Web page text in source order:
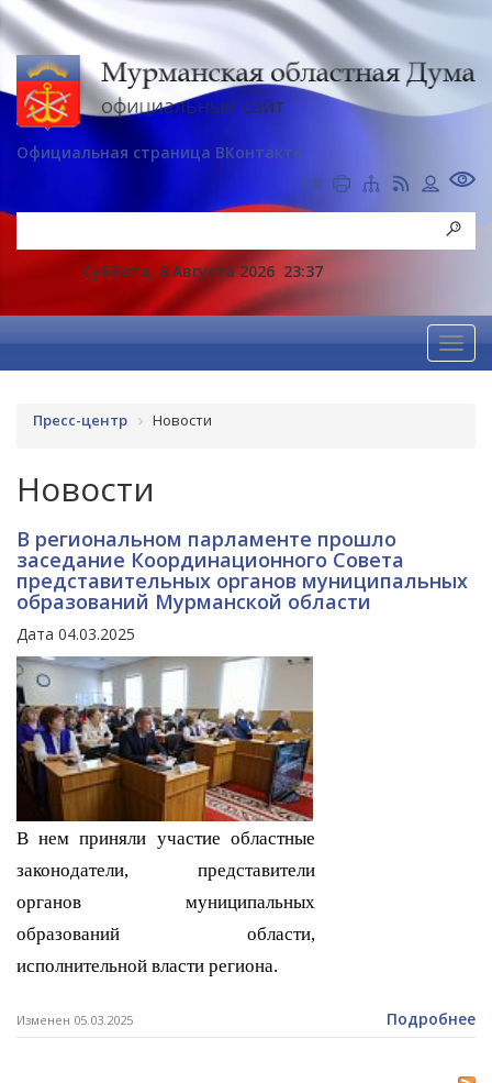
Официальная страница ВКонтакте
Суббота, 8 Августа 2026 23:37
Пресс-центр Новости
Новости
В региональном парламенте прошло
заседание Координационного Совета
представительных органов муниципальных
образований Мурманской области
Дата 04.03.2025
В нем приняли участие областные
законодатели, представители
органов муниципальных
образований области,
исполнительной власти региона.
Изменен 05.03.2025 Подробнее